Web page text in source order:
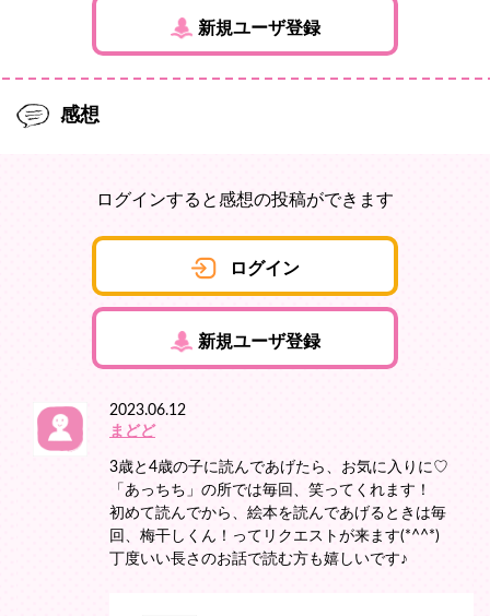
新規ユーザ登録
感想
ログインすると感想の投稿ができます
ログイン
新規ユーザ登録
2023.06.12
まどど
3歳と4歳の子に読んであげたら、お気に入りに♡
「あっちち」の所では毎回、笑ってくれます！
初めて読んでから、絵本を読んであげるときは毎
回、梅干しくん！ってリクエストが来ます(*^^*)
丁度いい長さのお話で読む方も嬉しいです♪